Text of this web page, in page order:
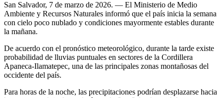
San Salvador, 7 de marzo de 2026. — El Ministerio de Medio
Ambiente y Recursos Naturales informó que el país inicia la semana
con cielo poco nublado y condiciones mayormente estables durante
la mañana.
De acuerdo con el pronóstico meteorológico, durante la tarde existe
probabilidad de lluvias puntuales en sectores de la Cordillera
Apaneca-Ilamatepec, una de las principales zonas montañosas del
occidente del país.
Para horas de la noche, las precipitaciones podrían desplazarse hacia